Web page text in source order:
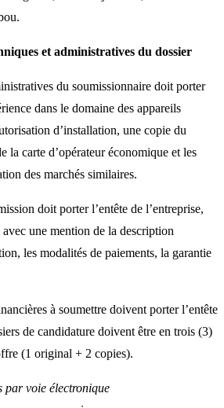
et administratives du dossier
du soumissionnaire doit porter
dans le domaine des appareils
d’installation, une copie du
la carte d’opérateur économique et les
des marchés similaires.
doit porter l’entête de l’entreprise,
avec une mention de la description
les modalités de paiements, la garantie
à soumettre doivent porter l’entête
de candidature doivent être en trois (3)
(1 original + 2 copies).
par voie électronique